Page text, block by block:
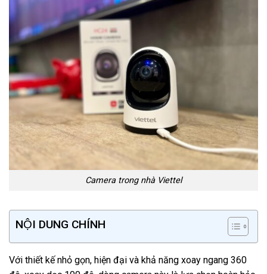
Camera trong nhà Viettel
NỘI DUNG CHÍNH
Với thiết kế nhỏ gọn, hiện đại và khả năng xoay ngang 360